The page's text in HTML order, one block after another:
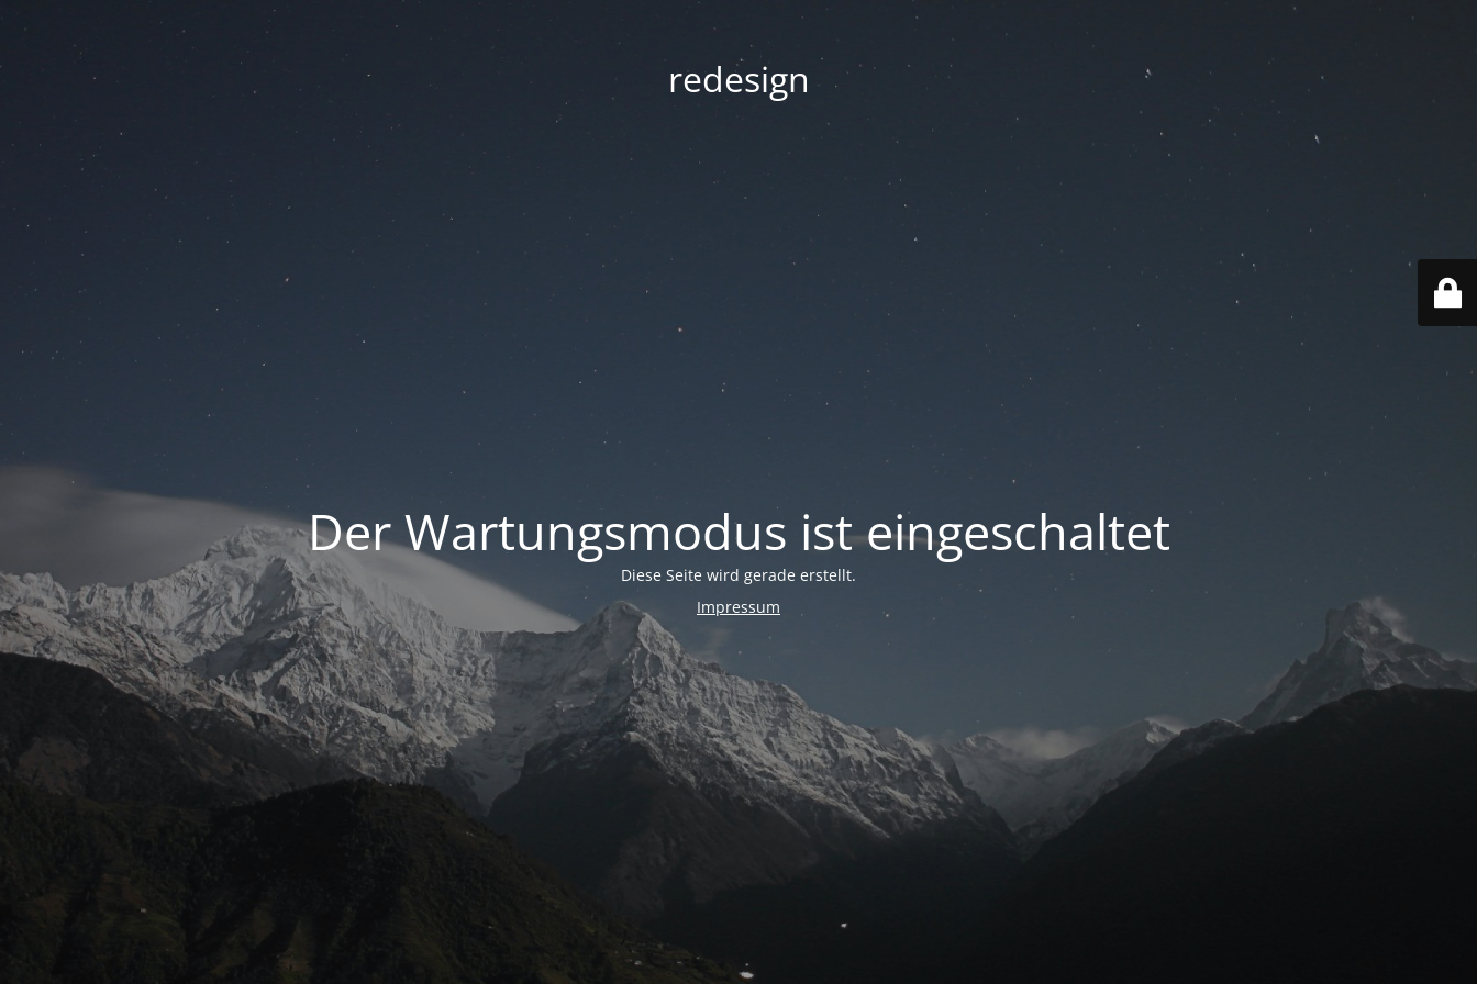
redesign
Der Wartungsmodus ist eingeschaltet
Diese Seite wird gerade erstellt.
Impressum